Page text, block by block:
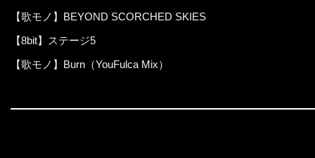
【歌モノ】BEYOND SCORCHED SKIES
【8bit】ステージ5
【歌モノ】Burn（YouFulca Mix）